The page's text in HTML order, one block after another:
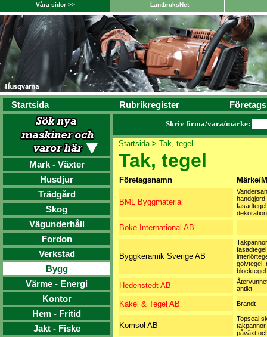
Våra sidor >> LantbruksNet
Startsida Rubrikregister
Mark - Växter
Husdjur
Trädgård
Skog
Vägunderhåll
Fordon
Verkstad
Bygg
Värme - Energi
Kontor
Hem - Fritid
Jakt - Fiske
Skriv firma/vara/märke:
Startsida> Tak, tegel
Tak, tegel
Företagsnamn Märke/
BML Byggmaterial
handgjord
Boke International AB
Byggkeramik Sverige AB
golvtegel,
blocktegel
Hedenstedt AB
antikt
Kakel & Tegel AB Brandt
Komsol AB
Topseal
takpannor
påväxt